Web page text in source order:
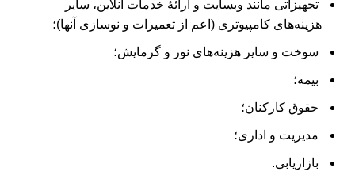
تجهیزاتی مانند وب‎سایت و ارائۀ خدمات آنلاین، سایر
هزینه‌‎های کامپیوتری (اعم از تعمیرات و نوسازی آن‎ها)؛
سوخت و سایر هزینه‌‎های نور و گرمایش؛
بیمه؛
حقوق کارکنان؛
مدیریت و اداری؛
بازاریابی.